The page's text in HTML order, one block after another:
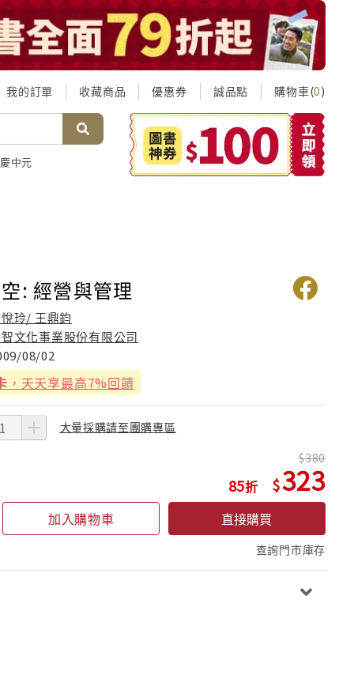
我的訂單 收藏商品 優惠券 誠品點 購物車(0)
中元
: 經營與管理
玲/ 王鼎鈞
文化事業股份有限公司
08/02
，天天享最高7%回饋
大量採購請至團購專區
85
380
323
加入購物車 直接購買
查詢門市庫存